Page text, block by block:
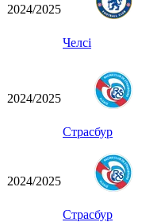
2024/2025
Челсі
2024/2025
Страсбур
2024/2025
Страсбур